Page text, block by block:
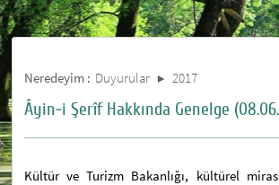
Neredeyim : Duyurular 2017
Âyin-i Şerîf Hakkında Genelge
Kültür ve Turizm Bakanlığı, kültürel